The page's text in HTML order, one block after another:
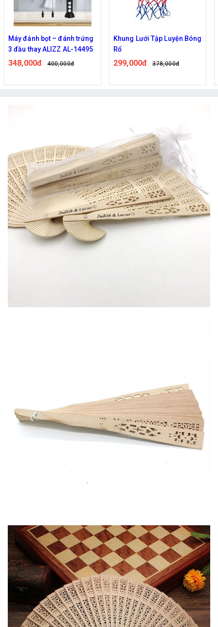
Khung Lưới Tập Luyện Bóng
Rổ
299,000đ 378,000đ
Chuông cửa không dây
thông minh có Camera wifi
M5,M6 cao cấp
322,000đ 389,000đ